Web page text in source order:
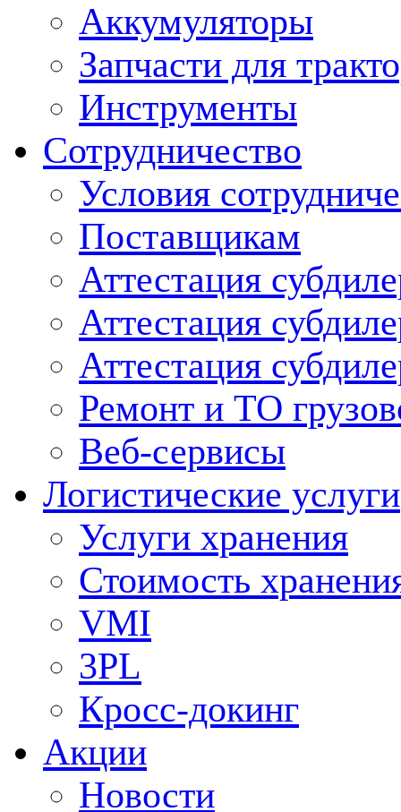
Аккумуляторы
Запчасти для
Инструменты
Сотрудничество
Условия
Поставщикам
Аттестация
Аттестация
Аттестация
Ремонт и ТО
Веб-сервисы
Логистические услуги
Услуги хранения
Стоимость
VMI
3PL
Кросс-докинг
Акции
Новости